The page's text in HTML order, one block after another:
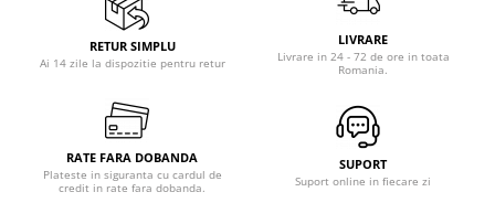
Cuptoare cu microunde
Cuptoare electrice
Ingrijire locuinta
Aspiratoare
Radio cu ceas & portabile
Televizoare & accesorii
Accesorii smart TV
Suporturi TV / Monitor
Televizoare
Videoproiectoare & Accesorii
RETUR SIMPLU
Ai 14 zile la dispozitie pentru retur
LIVRARE
Livrare in 24 - 72 de ore in toata
Romania.
RATE FARA DOBANDA
Plateste in siguranta cu cardul de
credit in rate fara dobanda.
SUPORT
Suport online in fiecare zi